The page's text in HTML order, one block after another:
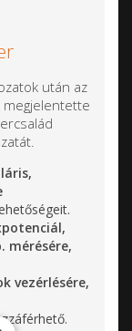
után az
megjelentette
mérésére,
vezérlésére,